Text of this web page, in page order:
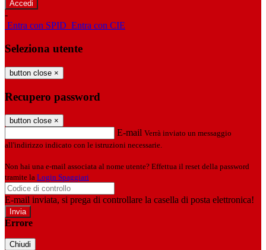
-
Entra con SPID Entra con CIE
Seleziona utente
button close ×
Recupero password
button close ×
E-mail Verrà inviato un messaggio
all'indirizzo indicato con le istruzioni necessarie.
Non hai una e-mail associata al nome utente? Effettua il reset della password
tramite la Login Spaggiari
E-mail inviata, si prega di controllare la casella di posta elettronica!
Errore
Chiudi